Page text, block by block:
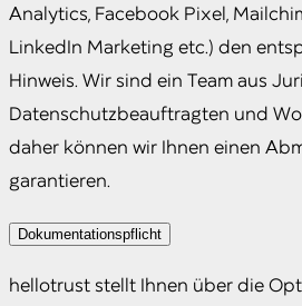
Analytics, Facebook Pixel,
LinkedIn Marketing etc.) den
Hinweis. Wir sind ein Team aus
Datenschutzbeauftragten und
daher können wir Ihnen einen
garantieren.
Dokumentationspflicht
hellotrust stellt Ihnen über die